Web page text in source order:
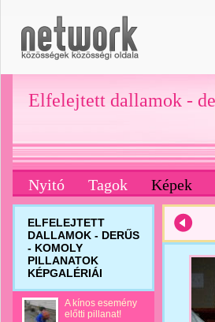
Elfelejtett dallamok -
Nyitó Tagok Képek
ELFELEJTETT
DALLAMOK - DERŰS
- KOMOLY
PILLANATOK
KÉPGALÉRIÁI
A kínos esemény
előtti pillanat!